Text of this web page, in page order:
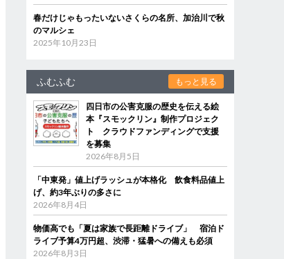
春だけじゃもったいないさくらの名所、加治川で秋
のマルシェ
2025年10月23日
ふむふむ もっと見る
四日市の公害克服の歴史を伝える絵
本『スモックリン』制作プロジェク
ト クラウドファンディングで支援
を募集
2026年8月5日
「中東発」値上げラッシュが本格化 飲食料品値上
げ、約3年ぶりの多さに
2026年8月4日
物価高でも「夏は家族で長距離ドライブ」 宿泊ド
ライブ予算4万円超、渋滞・猛暑への備えも必須
2026年8月3日